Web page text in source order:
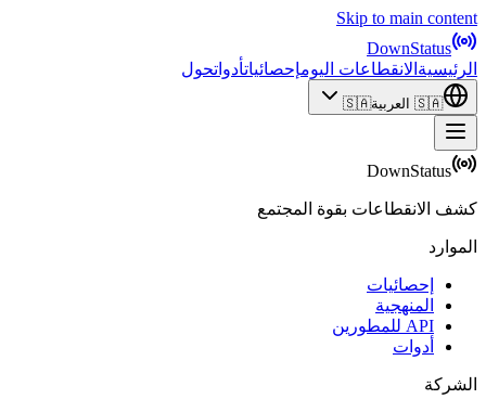
Skip to main content
DownStatus
الرئيسية الانقطاعات اليومإحصائياتأدواتحول
🇸🇦 العربية🇸🇦
DownStatus
كشف الانقطاعات بقوة المجتمع
الموارد
إحصائيات
المنهجية
API للمطورين
أدوات
الشركة